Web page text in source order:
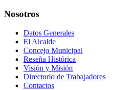
Nosotros
Datos Generales
El Alcalde
Concejo Municipal
Reseña Histórica
Visión y Misión
Directorio de Trabajadores
Contactos